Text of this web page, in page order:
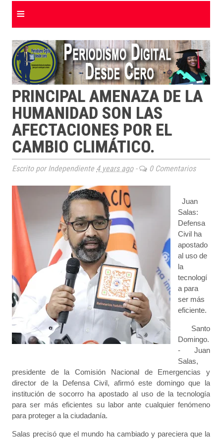
≡
PRINCIPAL AMENAZA DE LA
HUMANIDAD SON LAS
AFECTACIONES POR EL
CAMBIO CLIMÁTICO.
Escrito por Independiente 4 years ago- 0 Comentarios
Juan
Salas:
Defensa
Civil ha
apostado
al uso de
la
tecnologí
a para
ser más
eficiente.
Santo
Domingo.
- Juan
Salas,
presidente de la Comisión Nacional de Emergencias y
director de la Defensa Civil, afirmó este domingo que la
institución de socorro ha apostado al uso de la tecnología
para ser más eficientes su labor ante cualquier fenómeno
para proteger a la ciudadanía.
Salas precisó que el mundo ha cambiado y pareciera que la